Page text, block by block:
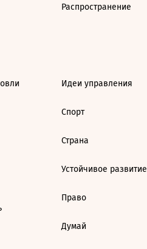
Распространение
Идеи управления
Спорт
Страна
Устойчивое развитие
Право
Думай